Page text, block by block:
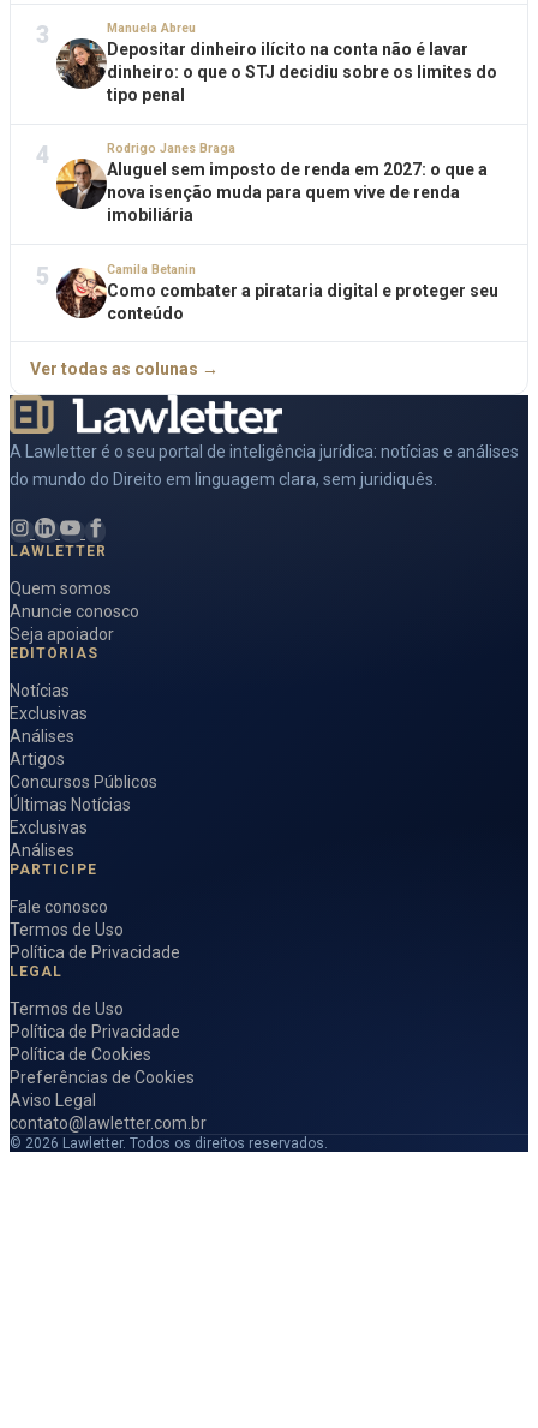
3 Manuela Abreu
Depositar dinheiro ilícito na conta não é lavar
dinheiro: o que o STJ decidiu sobre os limites do
tipo penal
4 Rodrigo Janes Braga
Aluguel sem imposto de renda em 2027: o que a
nova isenção muda para quem vive de renda
imobiliária
5 Camila Betanin
Como combater a pirataria digital e proteger seu
conteúdo
Ver todas as colunas →
A Lawletter é o seu portal de inteligência jurídica: notícias e análises
do mundo do Direito em linguagem clara, sem juridiquês.
LAWLETTER
Quem somos
Anuncie conosco
Seja apoiador
EDITORIAS
Notícias
Exclusivas
Análises
Artigos
Concursos Públicos
Últimas Notícias
Exclusivas
Análises
PARTICIPE
Fale conosco
Termos de Uso
Política de Privacidade
LEGAL
Termos de Uso
Política de Privacidade
Política de Cookies
Preferências de Cookies
Aviso Legal
contato@lawletter.com.br
© 2026 Lawletter. Todos os direitos reservados.